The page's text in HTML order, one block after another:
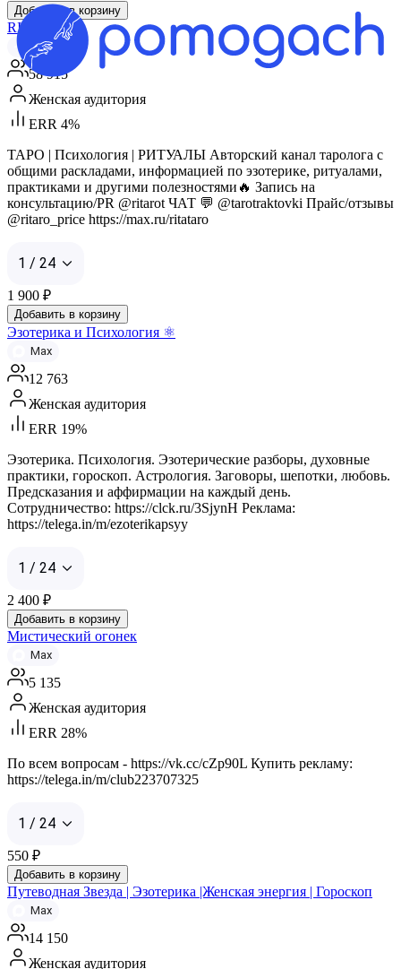
Добавить в корзину
RI ТАРО ✨
Telegram
58 915
Женская аудитория
ERR 4%
ТАРО | Психология | РИТУАЛЫ Авторский канал таролога с
общими раскладами, информацией по эзотерике, ритуалами,
практиками и другими полезностями🔥 Запись на
консультацию/PR @ritarot ЧАТ 💬 @tarotraktovki Прайс/отзывы
@ritaro_price https://max.ru/ritataro
1 / 24
1 900 ₽
Добавить в корзину
Эзотерика и Психология ⚛️
Max
12 763
Женская аудитория
ERR 19%
Эзотерика. Психология. Эзотерические разборы, духовные
практики, гороскоп. Астрология. Заговоры, шепотки, любовь.
Предсказания и аффирмации на каждый день.
Сотрудничество: https://clck.ru/3SjynH Реклама:
https://telega.in/m/ezoterikapsyy
1 / 24
2 400 ₽
Добавить в корзину
Мистический огонек
Max
5 135
Женская аудитория
ERR 28%
По всем вопросам - https://vk.cc/cZp90L Купить рекламу:
https://telega.in/m/club223707325
1 / 24
550 ₽
Добавить в корзину
Путеводная Звезда | Эзотерика |Женская энергия | Гороскоп
Max
14 150
Женская аудитория